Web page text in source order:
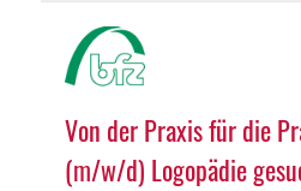
Von der Praxis für die
(m/w/d) Logopädie